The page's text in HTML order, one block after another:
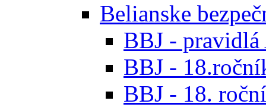
Belianske
BBJ - pravidlá
BBJ -
BBJ - 18.